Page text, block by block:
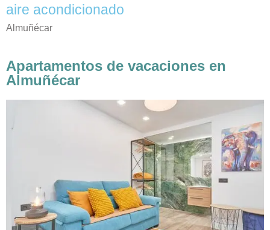
aire acondicionado
Almuñécar
Apartamentos de vacaciones en
Almuñécar